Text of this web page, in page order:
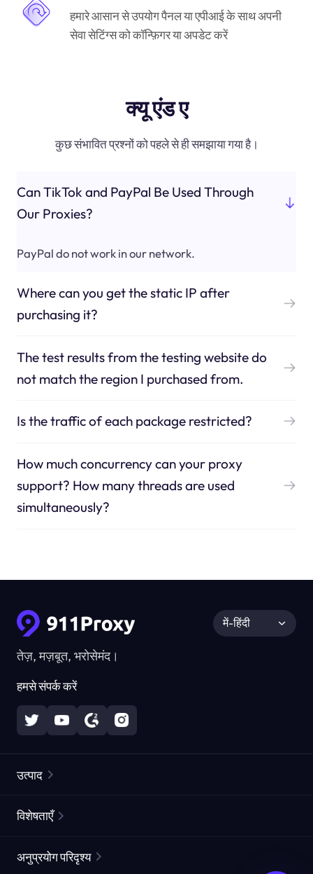
हमारे आसान से उपयोग पैनल या एपीआई के साथ अपनी
सेवा सेटिंग्स को कॉन्फ़िगर या अपडेट करें
क्यू एंड ए
कुछ संभावित प्रश्नों को पहले से ही समझाया गया है।
Can TikTok and PayPal Be Used Through
Our Proxies?
PayPal do not work in our network.
Where can you get the static IP after
purchasing it?
The test results from the testing website do
not match the region I purchased from.
Is the traffic of each package restricted?
How much concurrency can your proxy
support? How many threads are used
simultaneously?
तेज़, मज़बूत, भरोसेमंद।
हमसे संपर्क करें
में-हिंदी
उत्पाद
स्थैतिक रेज़िडेंशियल प्रॉक्सीज़
विशेषताएँ
प्रॉक्सी चेकर
अनुप्रयोग परिदृश्य